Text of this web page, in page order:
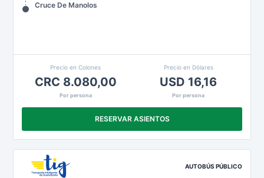
Cruce De Manolos
Precio en Colones
CRC 8.080,00
Por persona
Precio en Dólares
USD 16,16
Por persona
RESERVAR ASIENTOS
AUTOBÚS PÚBLICO